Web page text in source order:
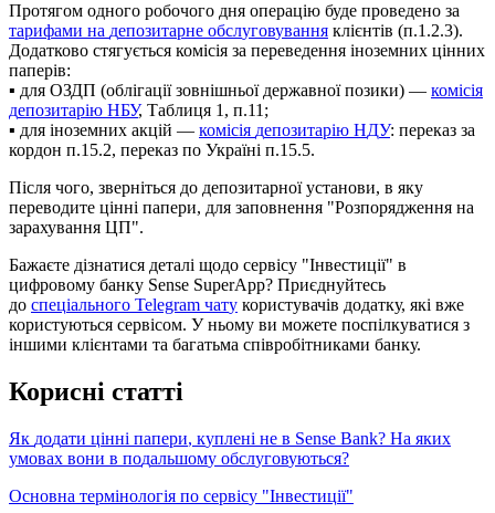
Протягом одного робочого дня операцію буде проведено за
тарифами на депозитарне обслуговування клієнтів (п.1.2.3).
Додатково стягується комісія за переведення іноземних цінних
паперів:
▪ для ОЗДП (облігації зовнішньої державної позики) — комісія
депозитарію НБУ, Таблиця 1, п.11;
▪ для іноземних акцій — комісія депозитарію НДУ: переказ за
кордон п.15.2, переказ по Україні п.15.5.
Після чого, зверніться до депозитарної установи, в яку
переводите цінні папери, для заповнення "Розпорядження на
зарахування ЦП".
Бажаєте дізнатися деталі щодо сервісу "Інвестиції" в
цифровому банку Sense SuperApp? Приєднуйтесь
до спеціального Telegram чату користувачів додатку, які вже
користуються сервісом. У ньому ви можете поспілкуватися з
іншими клієнтами та багатьма співробітниками банку.
Корисні статті
Як додати цінні папери, куплені не в Sense Bank? На яких
умовах вони в подальшому обслуговуються?
Основна термінологія по сервісу "Інвестиції"